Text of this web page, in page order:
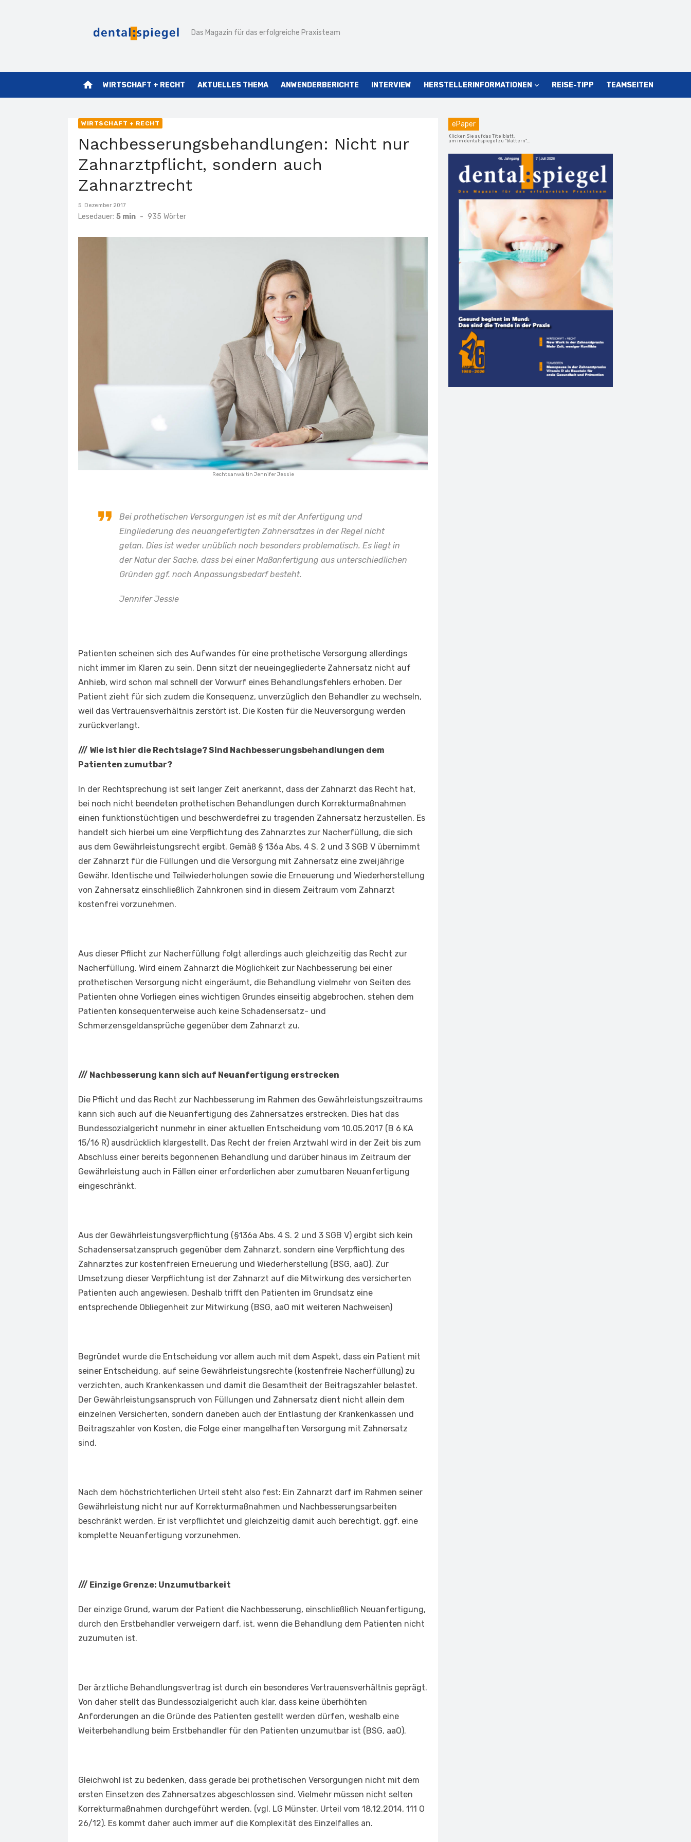
Das Magazin für das erfolgreiche Praxisteam
home WIRTSCHAFT + RECHT AKTUELLES THEMA ANWENDERBERICHTE INTERVIEW HERSTELLERINFORMATIONEN REISE-TIPP TEAMSEITEN
WIRTSCHAFT + RECHT
Nachbesserungsbehandlungen: Nicht nur
Zahnarztpflicht, sondern auch
Zahnarztrecht
Veröffentlicht
am
5. Dezember 2017
Lesedauer: 5 min - 935 Wörter
Rechtsanwältin Jennifer Jessie
Bei prothetischen Versorgungen ist es mit der Anfertigung und
Eingliederung des neuangefertigten Zahnersatzes in der Regel nicht
getan. Dies ist weder unüblich noch besonders problematisch. Es liegt in
der Natur der Sache, dass bei einer Maßanfertigung aus unterschiedlichen
Gründen ggf. noch Anpassungsbedarf besteht.
Jennifer Jessie
Patienten scheinen sich des Aufwandes für eine prothetische Versorgung allerdings
nicht immer im Klaren zu sein. Denn sitzt der neueingegliederte Zahnersatz nicht auf
Anhieb, wird schon mal schnell der Vorwurf eines Behandlungsfehlers erhoben. Der
Patient zieht für sich zudem die Konsequenz, unverzüglich den Behandler zu wechseln,
weil das Vertrauensverhältnis zerstört ist. Die Kosten für die Neuversorgung werden
zurückverlangt.
/// Wie ist hier die Rechtslage? Sind Nachbesserungsbehandlungen dem
Patienten zumutbar?
In der Rechtsprechung ist seit langer Zeit anerkannt, dass der Zahnarzt das Recht hat,
bei noch nicht beendeten prothetischen Behandlungen durch Korrekturmaßnahmen
einen funktionstüchtigen und beschwerdefrei zu tragenden Zahnersatz herzustellen. Es
handelt sich hierbei um eine Verpflichtung des Zahnarztes zur Nacherfüllung, die sich
aus dem Gewährleistungsrecht ergibt. Gemäß § 136a Abs. 4 S. 2 und 3 SGB V übernimmt
der Zahnarzt für die Füllungen und die Versorgung mit Zahnersatz eine zweijährige
Gewähr. Identische und Teilwiederholungen sowie die Erneuerung und Wiederherstellung
von Zahnersatz einschließlich Zahnkronen sind in diesem Zeitraum vom Zahnarzt
kostenfrei vorzunehmen.
Aus dieser Pflicht zur Nacherfüllung folgt allerdings auch gleichzeitig das Recht zur
Nacherfüllung. Wird einem Zahnarzt die Möglichkeit zur Nachbesserung bei einer
prothetischen Versorgung nicht eingeräumt, die Behandlung vielmehr von Seiten des
Patienten ohne Vorliegen eines wichtigen Grundes einseitig abgebrochen, stehen dem
Patienten konsequenterweise auch keine Schadensersatz- und
Schmerzensgeldansprüche gegenüber dem Zahnarzt zu.
/// Nachbesserung kann sich auf Neuanfertigung erstrecken
Die Pflicht und das Recht zur Nachbesserung im Rahmen des Gewährleistungszeitraums
kann sich auch auf die Neuanfertigung des Zahnersatzes erstrecken. Dies hat das
Bundessozialgericht nunmehr in einer aktuellen Entscheidung vom 10.05.2017 (B 6 KA
15/16 R) ausdrücklich klargestellt. Das Recht der freien Arztwahl wird in der Zeit bis zum
Abschluss einer bereits begonnenen Behandlung und darüber hinaus im Zeitraum der
Gewährleistung auch in Fällen einer erforderlichen aber zumutbaren Neuanfertigung
eingeschränkt.
Aus der Gewährleistungsverpflichtung (§136a Abs. 4 S. 2 und 3 SGB V) ergibt sich kein
Schadensersatzanspruch gegenüber dem Zahnarzt, sondern eine Verpflichtung des
Zahnarztes zur kostenfreien Erneuerung und Wiederherstellung (BSG, aaO). Zur
Umsetzung dieser Verpflichtung ist der Zahnarzt auf die Mitwirkung des versicherten
Patienten auch angewiesen. Deshalb trifft den Patienten im Grundsatz eine
entsprechende Obliegenheit zur Mitwirkung (BSG, aaO mit weiteren Nachweisen)
Begründet wurde die Entscheidung vor allem auch mit dem Aspekt, dass ein Patient mit
seiner Entscheidung, auf seine Gewährleistungsrechte (kostenfreie Nacherfüllung) zu
verzichten, auch Krankenkassen und damit die Gesamtheit der Beitragszahler belastet.
Der Gewährleistungsanspruch von Füllungen und Zahnersatz dient nicht allein dem
einzelnen Versicherten, sondern daneben auch der Entlastung der Krankenkassen und
Beitragszahler von Kosten, die Folge einer mangelhaften Versorgung mit Zahnersatz
sind.
Nach dem höchstrichterlichen Urteil steht also fest: Ein Zahnarzt darf im Rahmen seiner
Gewährleistung nicht nur auf Korrekturmaßnahmen und Nachbesserungsarbeiten
beschränkt werden. Er ist verpflichtet und gleichzeitig damit auch berechtigt, ggf. eine
komplette Neuanfertigung vorzunehmen.
/// Einzige Grenze: Unzumutbarkeit
Der einzige Grund, warum der Patient die Nachbesserung, einschließlich Neuanfertigung,
durch den Erstbehandler verweigern darf, ist, wenn die Behandlung dem Patienten nicht
zuzumuten ist.
Der ärztliche Behandlungsvertrag ist durch ein besonderes Vertrauensverhältnis geprägt.
Von daher stellt das Bundessozialgericht auch klar, dass keine überhöhten
Anforderungen an die Gründe des Patienten gestellt werden dürfen, weshalb eine
Weiterbehandlung beim Erstbehandler für den Patienten unzumutbar ist (BSG, aaO).
Gleichwohl ist zu bedenken, dass gerade bei prothetischen Versorgungen nicht mit dem
ersten Einsetzen des Zahnersatzes abgeschlossen sind. Vielmehr müssen nicht selten
Korrekturmaßnahmen durchgeführt werden. (vgl. LG Münster, Urteil vom 18.12.2014, 111 O
26/12). Es kommt daher auch immer auf die Komplexität des Einzelfalles an.
ePaper
Klicken Sie auf das Titelblatt,
um im dental:spiegel zu "blättern"...